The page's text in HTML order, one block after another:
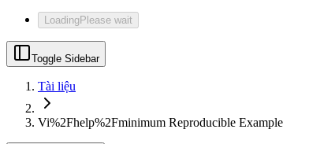
LoadingPlease wait
Toggle Sidebar
Tài liệu
Vi%2Fhelp%2Fminimum Reproducible Example